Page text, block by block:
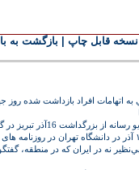
نسخه قابل چاپ بازگشت به
اتهامات افراد بازداشت شده روز
16آذر تبريز در گفتگو با پيمان پاک مهر
نه در ايران كه در منطقه،